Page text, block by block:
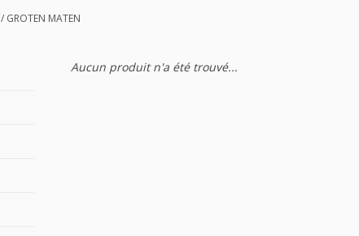
/ GROTEN MATEN
Aucun produit n'a été trouvé...